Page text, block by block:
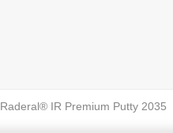
Raderal® IR Premium Putty 2035